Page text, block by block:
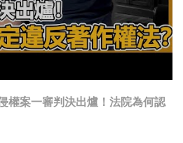
權案一審判決出爐！法院為何認